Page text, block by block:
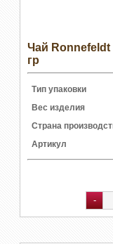
Чай Ronnefeldt
гр
Тип упаковки
Вес изделия
Страна
Артикул